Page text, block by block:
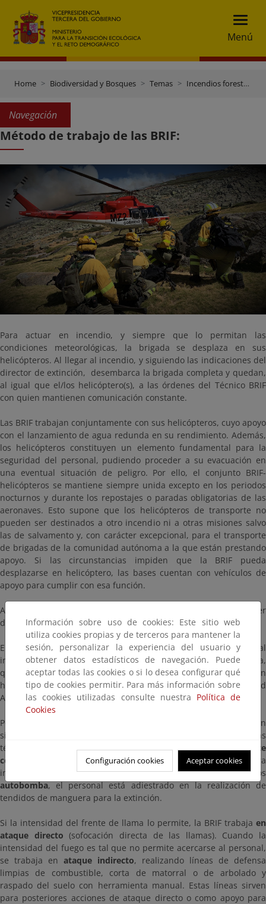
Menú
Home Biodiversidad y Bosques Temas Incendios forestales
Navegación
Método de trabajo de las BRIF:
Para actuar en incendio, y siempre que lo permitan las
condiciones meteorológicas, la brigada se desplaza en sus
helicópteros. Al llegar al incendio, y siguiendo las indicaciones del
director de extinción, desembarca la brigada completa y quedan,
al igual que el/los helicóptero(s), a las órdenes del Técnico BRIF
con quien mantienen comunicación constante.
Las BRIF trabajan conjuntamente con sus helicópteros, cuyo apoyo
con el lanzamiento de agua redunda en su rendimiento. Además,
los helicópteros constituyen un elemento fundamental para la
seguridad del personal, pudiendo proceder a su evacuación en
una eventual situación de peligro. Por ello, el conjunto BRIF-
helicópteros se mantiene siempre unida excepto en los periodos
nocturnos y durante los repostajes o paradas obligatorias de las
aeronaves. Esto supone que los helicópteros de transporte no
pueden ser destinados a otro incendio ni a otras misiones salvo
las de salvamento y, con carácter excepcional, para el transporte
de brigadas de la comunidad autónoma a la que están prestando
apoyo. Si las circunstancias impiden que la BRIF pueda
desplazarse en helicóptero, las bases cuentan con vehículos de
apoyo para cumplir con esa función.
Al igual que los helicópteros, el personal BRIF no puede ser
disgregado, debiendo actuar siempre como una unidad.
En el caso de que la BRIF sea el primer medio en llegar al
incendio, la brigada procede al primer ataque sin demora,
quedando el Técnico BRIF al cargo de los trabajos de extinción
hasta la llegada del Director de Extinción de la Comunidad
Autónoma.
Por su
, las BRIF trabajan en
situaciones de alta exigencia, por lo que dominan todas las
técnicas de extinción. De hecho, puedentrabajar conjuntamente
con otros medios aéreos, maquinaria de tierrao de manera
independiente. Si existe la posibilidad de utilizar vehículos
autobomba, el personal está adiestrado en la realización de
tendidos de manguera para la extinción.
Si la intensidad del frente de llama lo permite, la BRIF trabaja en
ataque directo (sofocación directa de las llamas). Cuando la
intensidad del fuego es tal que no permite acercarse al personal,
se trabaja en ataque indirecto, realizando líneas de defensa
limpias de combustible, corta de matorral o de arbolado y
raspado del suelo con herramienta manual. Estas líneas sirven
para posteriores acciones de ataque directo o como apoyo para
Información sobre uso de cookies: Este sitio web
utiliza cookies propias y de terceros para mantener la
sesión, personalizar la experiencia del usuario y
obtener datos estadísticos de navegación. Puede
aceptar todas las cookies o si lo desea configurar qué
tipo de cookies permitir. Para más información sobre
las cookies utilizadas consulte nuestra Política de
Cookies
Configuración cookies Aceptar cookies